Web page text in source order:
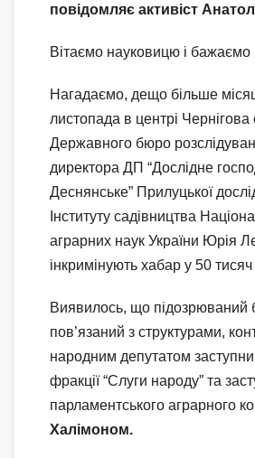
повідомляє активіст
Вітаємо науковицю і бажаємо
Нагадаємо, дещо більше
листопада в центрі
Державного бюро
директора ДП “Дослідне
Деснянське” Прилуцької
Інституту садівництва
аграрних наук України Юрія
інкримінують хабар у 50
Виявилось, що підозрюваний
пов’язаний з структурами,
народним депутатом
фракції “Слуги народу” та
парламентського аграрного
Халімоном.